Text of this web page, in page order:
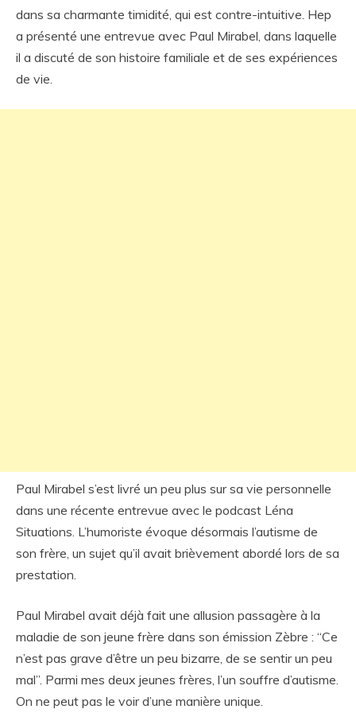
dans sa charmante timidité, qui est contre-intuitive. Hep
a présenté une entrevue avec Paul Mirabel, dans laquelle
il a discuté de son histoire familiale et de ses expériences
de vie.
Paul Mirabel s’est livré un peu plus sur sa vie personnelle
dans une récente entrevue avec le podcast Léna
Situations. L’humoriste évoque désormais l’autisme de
son frère, un sujet qu’il avait brièvement abordé lors de sa
prestation.
Paul Mirabel avait déjà fait une allusion passagère à la
maladie de son jeune frère dans son émission Zèbre : “Ce
n’est pas grave d’être un peu bizarre, de se sentir un peu
mal”. Parmi mes deux jeunes frères, l’un souffre d’autisme.
On ne peut pas le voir d’une manière unique.